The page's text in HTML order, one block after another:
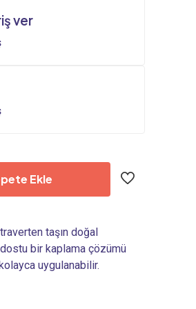
ver
Ekle
taşın doğal
bir kaplama çözümü
uygulanabilir.